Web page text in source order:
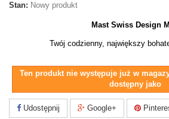
Stan: Nowy produkt
Mast Swiss Design
Twój codzienny, największy
Ten produkt nie występuje już w
dostępny jako
Udostępnij Google+